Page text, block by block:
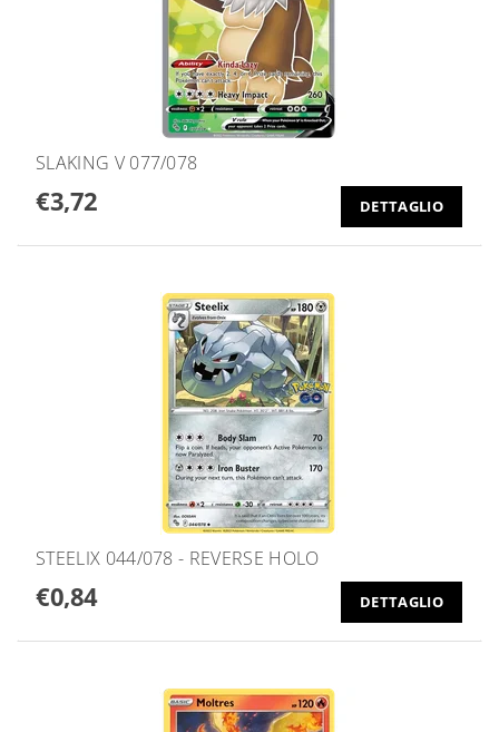
SLAKING V 077/078
€3,72 DETTAGLIO
STEELIX 044/078 - REVERSE HOLO
€0,84 DETTAGLIO